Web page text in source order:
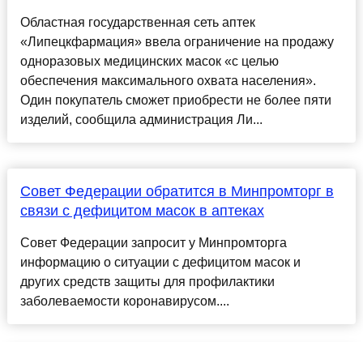
Областная государственная сеть аптек
«Липецкфармация» ввела ограничение на продажу
одноразовых медицинских масок «с целью
обеспечения максимального охвата населения».
Один покупатель сможет приобрести не более пяти
изделий, сообщила администрация Ли...
Совет Федерации обратится в Минпромторг в
связи с дефицитом масок в аптеках
Совет Федерации запросит у Минпромторга
информацию о ситуации с дефицитом масок и
других средств защиты для профилактики
заболеваемости коронавирусом....